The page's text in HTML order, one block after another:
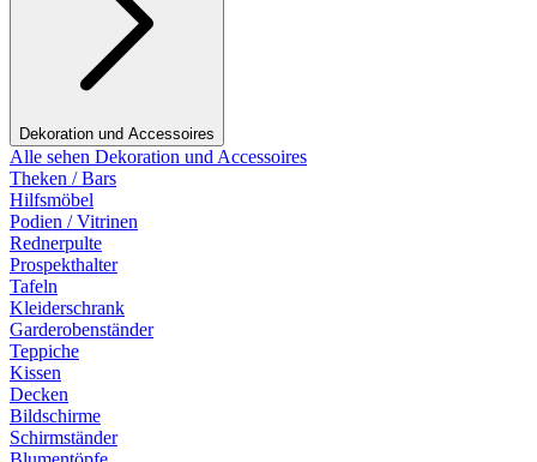
Dekoration und Accessoires
Alle sehen Dekoration und Accessoires
Theken / Bars
Hilfsmöbel
Podien / Vitrinen
Rednerpulte
Prospekthalter
Tafeln
Kleiderschrank
Garderobenständer
Teppiche
Kissen
Decken
Bildschirme
Schirmständer